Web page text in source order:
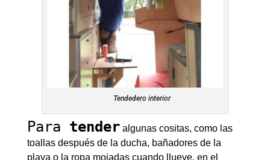
Tendedero interior
Para tenderalgunas cositas, como las
toallas después de la ducha, bañadores de la
playa o la ropa mojadas cuando llueve, en el